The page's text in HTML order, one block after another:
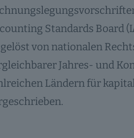
Standards Board
von nationalen
Jahres- und
Ländern für